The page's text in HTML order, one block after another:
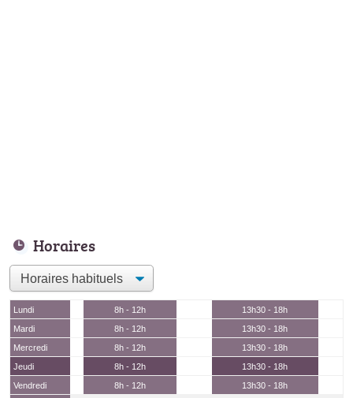
Horaires
Lundi 8h - 12h
13h30 - 18h
Mardi
8h - 12h
13h30 - 18h
Mercredi
8h - 12h
13h30 - 18h
Jeudi
8h - 12h
13h30 - 18h
Vendredi
8h - 12h
13h30 - 18h